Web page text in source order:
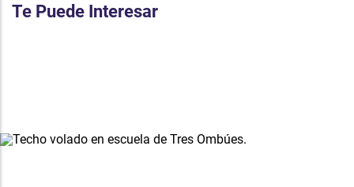
Te Puede Interesar